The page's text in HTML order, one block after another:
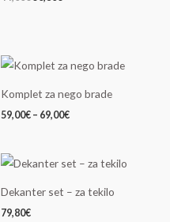
Komplet za nego brade
59,00€ – 69,00€
Cenovni
razpon:
59,00€
do
Dekanter set – za tekilo
79,80€